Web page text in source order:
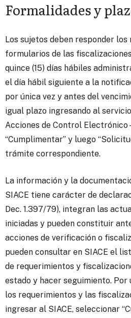
Formalidades y
Los sujetos deben responder
formularios de las
quince (15) días hábiles
el día hábil siguiente a la
por única vez y antes del
igual plazo ingresando al
Acciones de Control Electrónico
“Cumplimentar” y luego
trámite correspondiente.
La información y la
SIACE tiene carácter de
Dec. 1.397/79), integran las
iniciadas y pueden constituir
acciones de verificación o
pueden consultar en SIACE el
de requerimientos y
estado y hacer seguimiento.
los requerimientos y las
ingresar al SIACE, seleccionar